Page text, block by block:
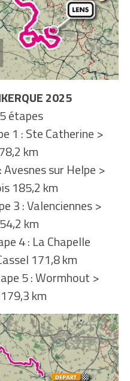
2025
étapes
1 : Ste Catherine >
km
sur Helpe >
185,2 km
3 : Valenciennes >
km
4 : La Chapelle
171,8 km
5 : Wormhout >
km